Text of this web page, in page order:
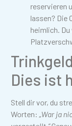
reservieren
lassen? Die
heimlich.
Dies ist
Stell dir vor, du
Worten:„War ja